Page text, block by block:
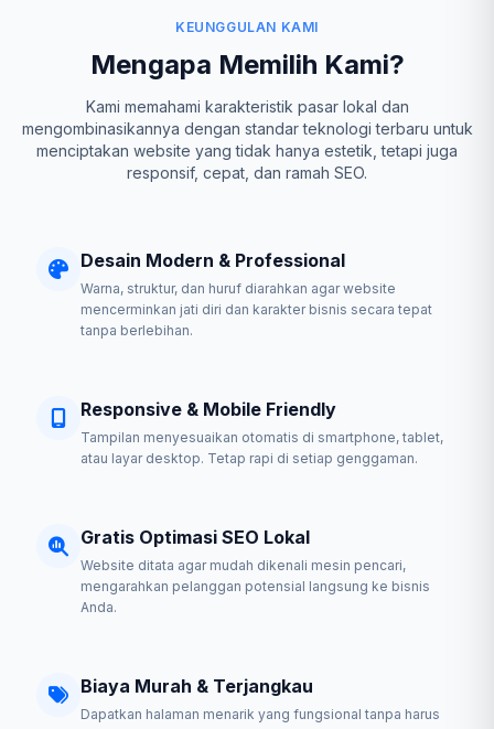
KEUNGGULAN KAMI
Mengapa Memilih Kami?
Kami memahami karakteristik pasar lokal dan
mengombinasikannya dengan standar teknologi terbaru untuk
menciptakan website yang tidak hanya estetik, tetapi juga
responsif, cepat, dan ramah SEO.
Desain Modern & Professional
Warna, struktur, dan huruf diarahkan agar website
mencerminkan jati diri dan karakter bisnis secara tepat
tanpa berlebihan.
Responsive & Mobile Friendly
Tampilan menyesuaikan otomatis di smartphone, tablet,
atau layar desktop. Tetap rapi di setiap genggaman.
Gratis Optimasi SEO Lokal
Website ditata agar mudah dikenali mesin pencari,
mengarahkan pelanggan potensial langsung ke bisnis
Anda.
Biaya Murah & Terjangkau
Dapatkan halaman menarik yang fungsional tanpa harus